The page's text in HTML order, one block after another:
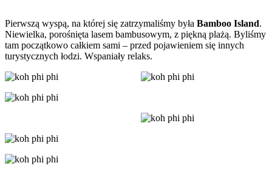
Pierwszą wyspą, na której się zatrzymaliśmy była Bamboo Island.
Niewielka, porośnięta lasem bambusowym, z piękną plażą. Byliśmy
tam początkowo całkiem sami – przed pojawieniem się innych
turystycznych łodzi. Wspaniały relaks.